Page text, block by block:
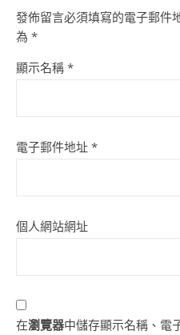
發佈留言必須填寫的電子郵件
為 *
顯示名稱 *
電子郵件地址 *
個人網站網址
在瀏覽器中儲存顯示名稱、電